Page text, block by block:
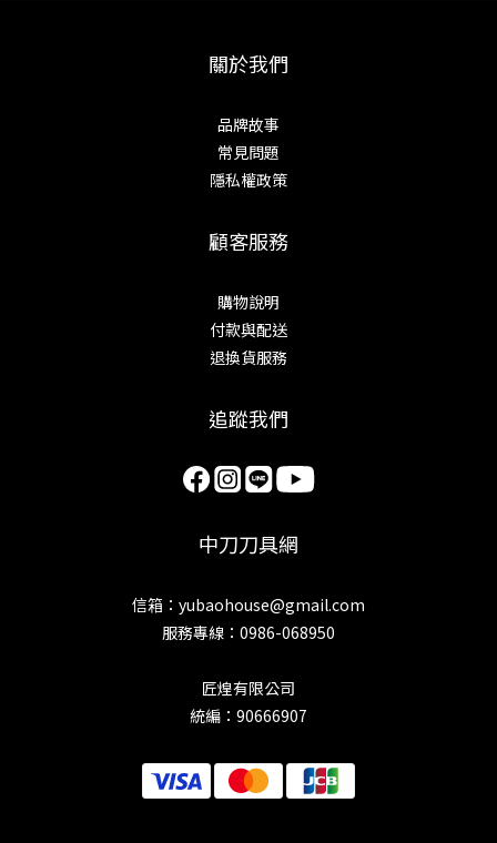
關於我們
品牌故事
常見問題
隱私權政策
顧客服務
購物說明
付款與配送
退換貨服務
追蹤我們
中刀刀具網
信箱：yubaohouse@gmail.com
服務專線：0986-068950
匠煌有限公司
統編：90666907